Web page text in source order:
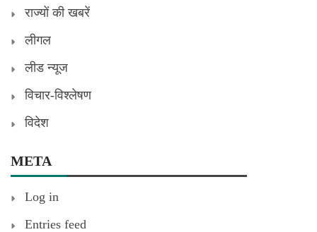
राज्यों की खबरें
लीगल
लीड न्यूज
विचार-विश्लेषण
विदेश
META
Log in
Entries feed